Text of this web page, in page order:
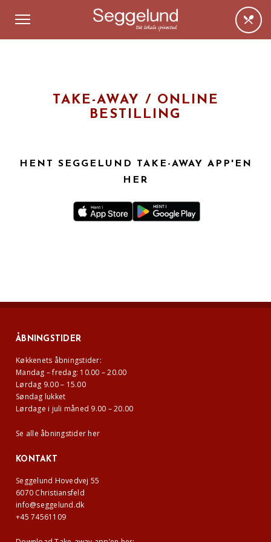
TAKE-AWAY / ONLINE
BESTILLING
HENT SEGGELUND TAKE-AWAY APP'EN
HER
ÅBNINGSTIDER
Køkkenets åbningstider:
Mandag – fredag: 10.00 – 20.00
Lørdag 9.00 – 15.00
Søndag lukket
Lørdage i juli måned 9.00 – 20.00
Se alle åbningstider her
KONTAKT
Seggelund Hovedvej 55
6070 Christiansfeld
info@seggelund.dk
+45 74561109